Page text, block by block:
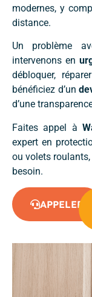
modernes, y
distance.
Un problème
intervenons en
débloquer,
bénéficiez d’un
d’une
Faites appel à
expert en
ou volets
besoin.
APPELER